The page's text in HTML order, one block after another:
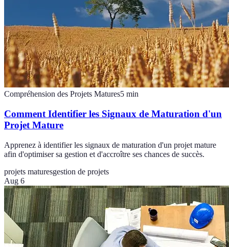
Compréhension des Projets Matures5 min
Comment Identifier les Signaux de Maturation d'un
Projet Mature
Apprenez à identifier les signaux de maturation d'un projet mature
afin d'optimiser sa gestion et d'accroître ses chances de succès.
projets maturesgestion de projets
Aug 6